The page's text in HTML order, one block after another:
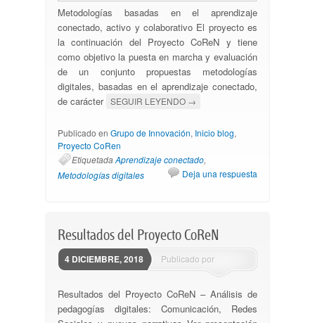
Metodologías basadas en el aprendizaje
conectado, activo y colaborativo El proyecto es
la continuación del Proyecto CoReN y tiene
como objetivo la puesta en marcha y evaluación
de un conjunto propuestas metodologías
digitales, basadas en el aprendizaje conectado,
de carácter SEGUIR LEYENDO →
Publicado en Grupo de Innovación, Inicio blog,
Proyecto CoRen
EtiquetadaAprendizaje conectado,
Metodologías digitales
Deja una respuesta
Resultados del Proyecto CoReN
4 DICIEMBRE, 2018
Publicado por
Resultados del Proyecto CoReN – Análisis de
pedagogías digitales: Comunicación, Redes